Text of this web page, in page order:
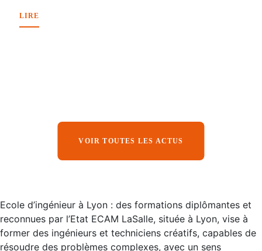
LIRE
VOIR TOUTES LES ACTUS
Ecole d’ingénieur à Lyon : des formations diplômantes et
reconnues par l’Etat ECAM LaSalle, située à Lyon, vise à
former des ingénieurs et techniciens créatifs, capables de
résoudre des problèmes complexes, avec un sens